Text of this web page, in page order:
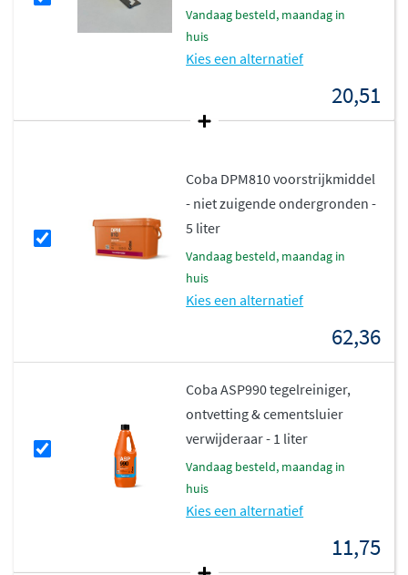
vandaag besteld, maandag in
huis
Kies een alternatief
20,51
Coba DPM810 voorstrijkmiddel
- niet zuigende ondergronden -
5 liter
vandaag besteld, maandag in
huis
Kies een alternatief
62,36
Coba ASP990 tegelreiniger,
ontvetting & cementsluier
verwijderaar - 1 liter
vandaag besteld, maandag in
huis
Kies een alternatief
11,75